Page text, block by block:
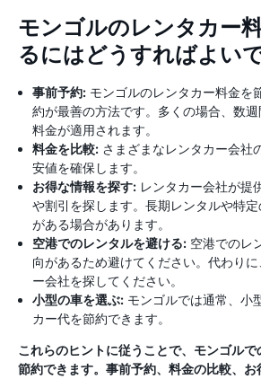
モンゴルのレンタカー
るにはどうすればよい
事前予約: モンゴルのレンタカー料金を
約が最善の方法です。多くの場合、数
料金が適用されます。
料金を比較: さまざまなレンタカー会社
安値を確保します。
お得な情報を探す: レンタカー会社が提
や割引を探します。長期レンタルや特
がある場合があります。
空港でのレンタルを避ける: 空港でのレ
向があるため避けてください。代わり
ー会社を探してください。
小型の車を選ぶ: モンゴルでは通常、小
カー代を節約できます。
これらのヒントに従うことで、モンゴル
節約できます。事前予約、料金の比較、